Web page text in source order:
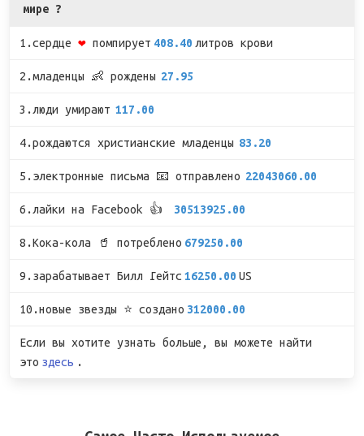
мире ?
1.сердце ❤ помпирует 408.40 литров крови
2.младенцы 👶 рождены 27.95
3.люди умирают 117.00
4.рождаются христианские младенцы 83.20
5.электронные письма 📧 отправлено 22043060.00
6.лайки на Facebook 👍 30513925.00
8.Кока-кола 🥤 потреблено 679250.00
9.зарабатывает Билл Гейтс 16250.00 US
10.новые звезды ⭐ создано 312000.00
Если вы хотите узнать больше, вы можете найти
это здесь .